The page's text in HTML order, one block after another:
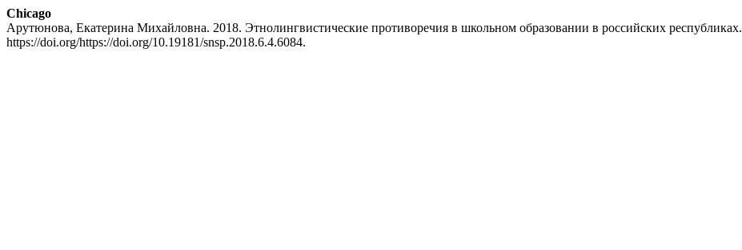
Chicago
Арутюнова, Екатерина Михайловна. 2018. Этнолингвистические противоречия в школьном образовании в российских республиках.
https://doi.org/https://doi.org/10.19181/snsp.2018.6.4.6084.